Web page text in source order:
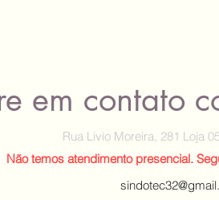
em contato
Rua Livio Moreira, 281 Loja
Não temos atendimento presencial.